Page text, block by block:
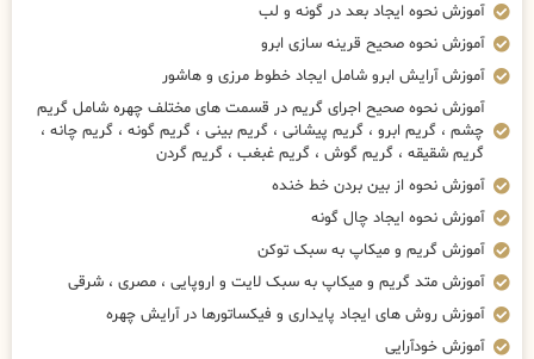
آموزش نحوه ایجاد بعد در گونه و لب
آموزش نحوه صحیح قرینه سازی ابرو
آموزش آرایش ابرو شامل ایجاد خطوط مرزی و هاشور
آموزش نحوه صحیح اجرای گریم در قسمت های مختلف چهره شامل گریم
چشم ، گریم ابرو ، گریم پیشانی ، گریم بینی ، گریم گونه ، گریم چانه ،
گریم شقیقه ، گریم گوش ، گریم غبغب ، گریم گردن
آموزش نحوه از بین بردن خط خنده
آموزش نحوه ایجاد چال گونه
آموزش گریم و میکاپ به سبک توکن
آموزش متد گریم و میکاپ به سبک لایت و اروپایی ، مصری ، شرقی
آموزش روش های ایجاد پایداری و فیکساتورها در آرایش چهره
آموزش خودآرایی